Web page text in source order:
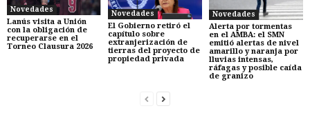
Novedades
Lanús visita a Unión
con la obligación de
recuperarse en el
Torneo Clausura 2026
Novedades
El Gobierno retiró el
capítulo sobre
extranjerización de
tierras del proyecto de
propiedad privada
Novedades
Alerta por tormentas
en el AMBA: el SMN
emitió alertas de nivel
amarillo y naranja por
lluvias intensas,
ráfagas y posible caída
de granizo